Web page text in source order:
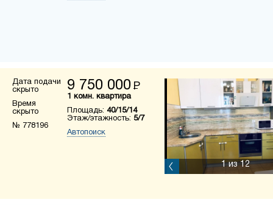
Дата подачи
скрыто
Время
скрыто
№ 778196
9 750 000 Р
1 комн. квартира
Площадь: 40/15/14
Этаж/этажность: 5/7
Автопоиск
1из 12